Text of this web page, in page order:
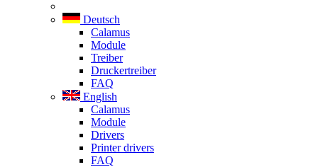
Deutsch
Calamus
Module
Treiber
Druckertreiber
FAQ
English
Calamus
Module
Drivers
Printer drivers
FAQ